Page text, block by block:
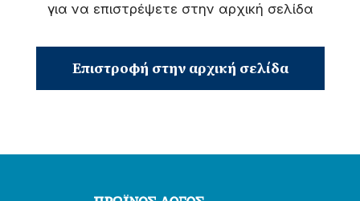
για να επιστρέψετε στην αρχική σελίδα
Επιστροφή στην αρχική σελίδα